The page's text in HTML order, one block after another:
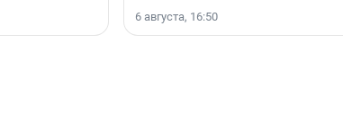
6 августа, 16:50